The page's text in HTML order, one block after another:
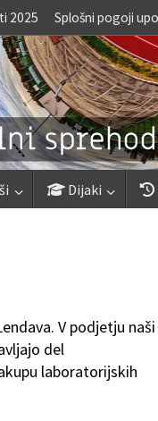
2025 Splošni pogoji
Dijaki
V podjetju naši
del
laboratorijskih